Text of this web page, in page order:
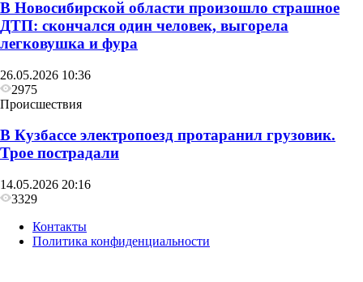
В Новосибирской области произошло страшное
ДТП: скончался один человек, выгорела
легковушка и фура
26.05.2026 10:36
2975
Происшествия
В Кузбассе электропоезд протаранил грузовик.
Трое пострадали
14.05.2026 20:16
3329
Контакты
Политика конфиденциальности